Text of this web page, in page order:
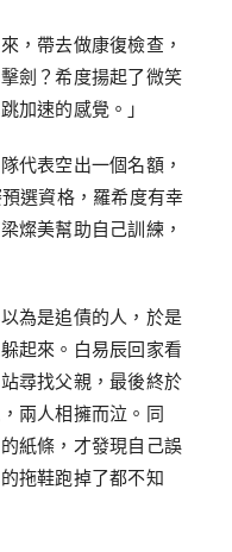
，帶去做康復檢查，
劍？希度揚起了微笑
加速的感覺。」
代表空出一個名額，
選資格，羅希度有幸
燦美幫助自己訓練，
為是追債的人，於是
起來。白易辰回家看
尋找父親，最後終於
兩人相擁而泣。同
紙條，才發現自己誤
拖鞋跑掉了都不知